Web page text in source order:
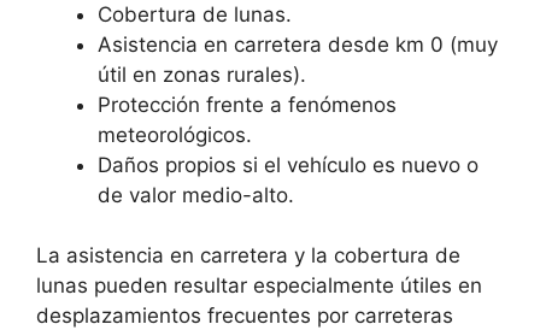
Cobertura de lunas.
Asistencia en carretera desde km 0 (muy
útil en zonas rurales).
Protección frente a fenómenos
meteorológicos.
Daños propios si el vehículo es nuevo o
de valor medio-alto.
La asistencia en carretera y la cobertura de
lunas pueden resultar especialmente útiles en
desplazamientos frecuentes por carreteras